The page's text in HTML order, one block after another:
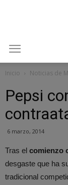
Inicio Noticias de
Pepsi
6 marzo, 2014
Tras el comienzo
desgaste que ha
tradicional